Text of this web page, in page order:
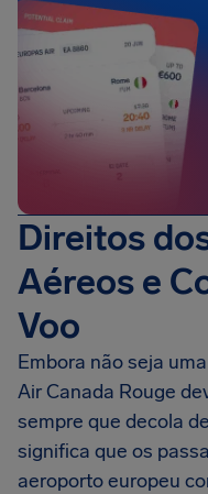
Direitos
Aéreos e
Voo
Embora não seja
Air Canada Rouge
sempre que decola
significa que os
aeroporto europeu